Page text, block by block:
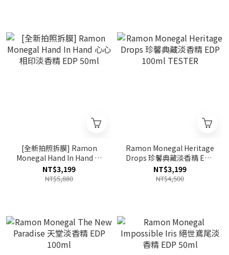
[全新拍照拆膜] Ramon
Monegal Hand In Hand 心
心相印淡香精 EDP 50ml
NT$3,199
NT$5,880
Ramon Monegal Heritage
Drops 珍馨典藏淡香精 EDP
100ml TESTER
NT$3,199
NT$4,500